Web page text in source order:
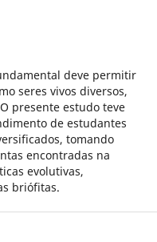
deve permitir
seres vivos diversos,
presente estudo teve
de estudantes
tomando
encontradas na
evolutivas,
briófitas.